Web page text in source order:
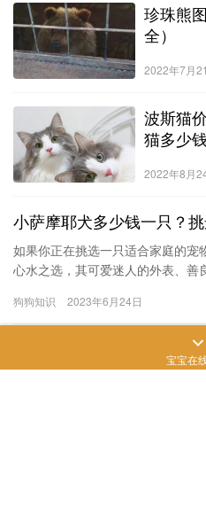
珍珠熊
全）
2022年7月
波斯猫
猫多少
2022年8月
小萨摩耶犬多少钱一只？
如果你正在挑选一只适合家庭的宠
心水之选，其可爱迷人的外表、善
满足哪…
狗狗知识 2023年6月24日
成为一
多少“折
宝宝在